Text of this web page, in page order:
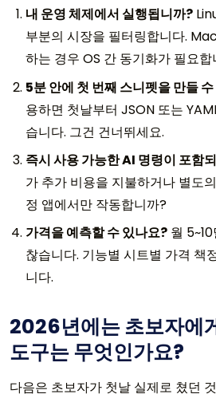
내 운영 체제에서 실행됩니까?
부분의 시장을 필터링합니다.
하는 경우 OS 간 동기화가 필요합
5분 안에 첫 번째 스니펫을 만들
용하면 첫날부터 JSON 또는
습니다. 그건 건너뛰세요.
즉시 사용 가능한 AI 명령이 포함
가 추가 비용을 지불하거나 별도
정 앱에서만 작동합니까?
가격을 예측할 수 있나요? 월
찮습니다. 기능별 시트별 가격 책
니다.
2026년에는 초보자에
도구는 무엇인가요?
다음은 초보자가 첫날 실제로 쳤던